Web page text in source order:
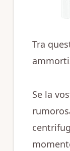
Tra
Se la